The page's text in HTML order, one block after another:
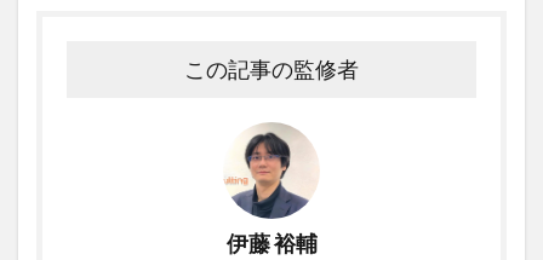
この記事の監修者
伊藤 裕輔